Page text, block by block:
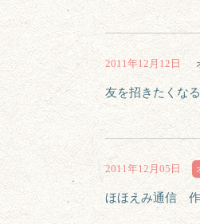
2011年12月12日
友を招きたくな
2011年12月05日
ほほえみ通信